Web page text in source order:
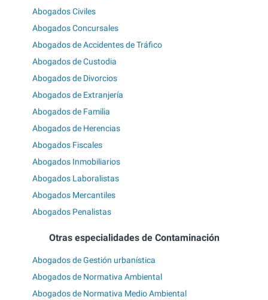
Abogados Civiles
Abogados Concursales
Abogados de Accidentes de Tráfico
Abogados de Custodia
Abogados de Divorcios
Abogados de Extranjería
Abogados de Familia
Abogados de Herencias
Abogados Fiscales
Abogados Inmobiliarios
Abogados Laboralistas
Abogados Mercantiles
Abogados Penalistas
Otras especialidades de Contaminación
Abogados de Gestión urbanística
Abogados de Normativa Ambiental
Abogados de Normativa Medio Ambiental